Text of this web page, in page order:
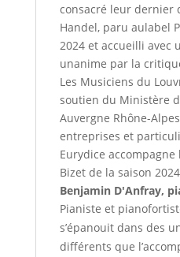
consacré leur dernier
Handel, paru aulabel
2024 et accueilli avec
unanime par la
Les Musiciens du
soutien du Ministère
Auvergne Rhône-
entreprises et
Eurydice
Bizet de la saison
Benjamin D'Anfray,
Pianiste et
s’épanouit dans des
différents que